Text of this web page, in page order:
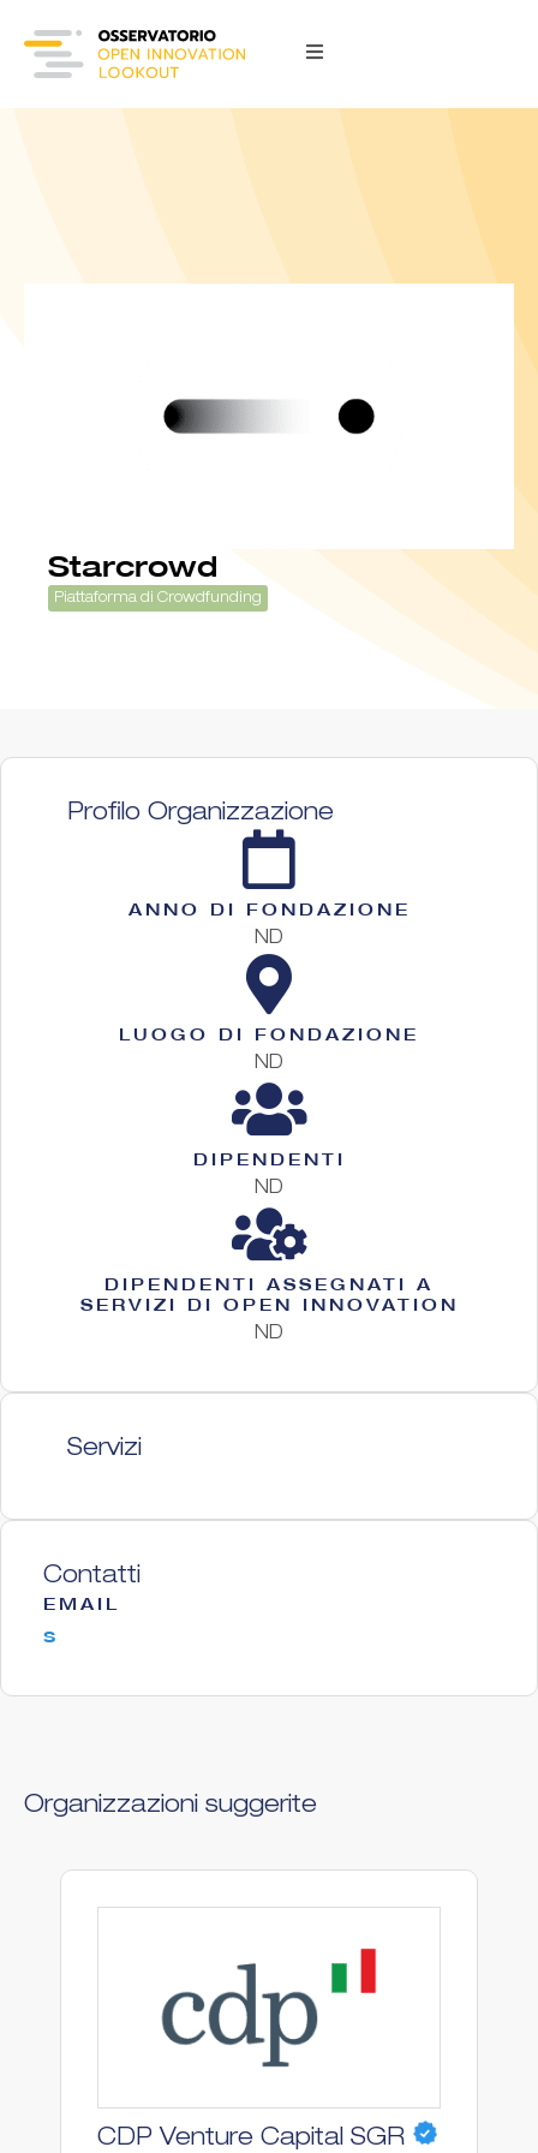
Starcrowd
Piattaforma di Crowdfunding
Profilo Organizzazione
ANNO DI FONDAZIONE
ND
LUOGO DI FONDAZIONE
ND
DIPENDENTI
ND
DIPENDENTI ASSEGNATI A
SERVIZI DI OPEN INNOVATION
ND
Servizi
Contatti
EMAIL
s
Organizzazioni suggerite
CDP Venture Capital SGR